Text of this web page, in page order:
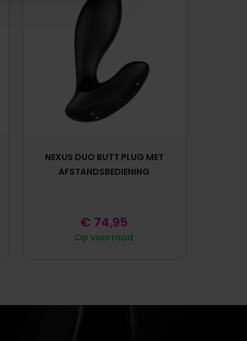
NEXUS DUO BUTT PLUG MET
AFSTANDSBEDIENING
Op voorraad
€ 74,95